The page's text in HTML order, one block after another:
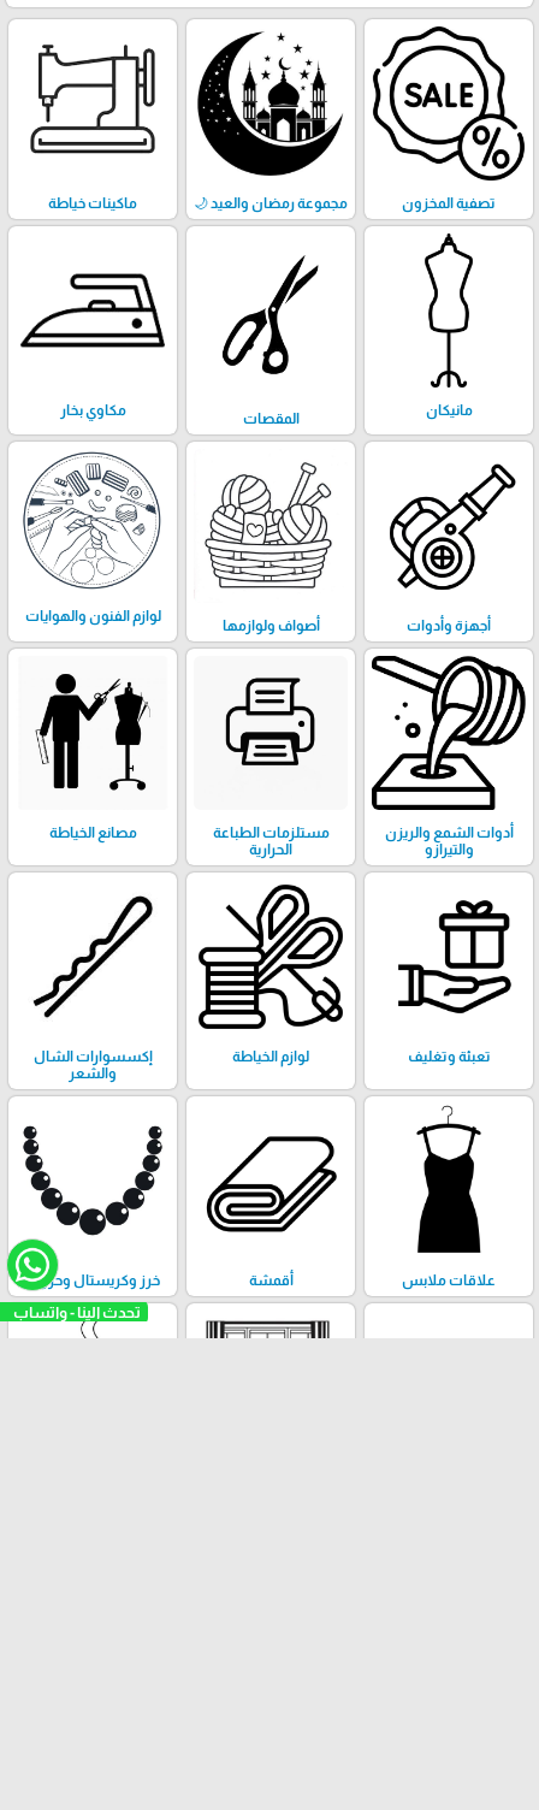
تحدث الينا - واتساب
تصفية المخزون مجموعة رمضان والعيد 🌙 ماكينات خياطة
مانيكان المقصات مكاوي بخار
أجهزة وأدوات أصواف ولوازمها
لوازم الفنون والهوايات
أدوات الشمع والريزن
والتيرازو
مستلزمات الطباعة
الحرارية
مصانع الخياطة
تعبئة وتغليف لوازم الخياطة
إكسسوارات الشال
والشعر
علاقات ملابس أقمشة خرز وكريستال وحروف